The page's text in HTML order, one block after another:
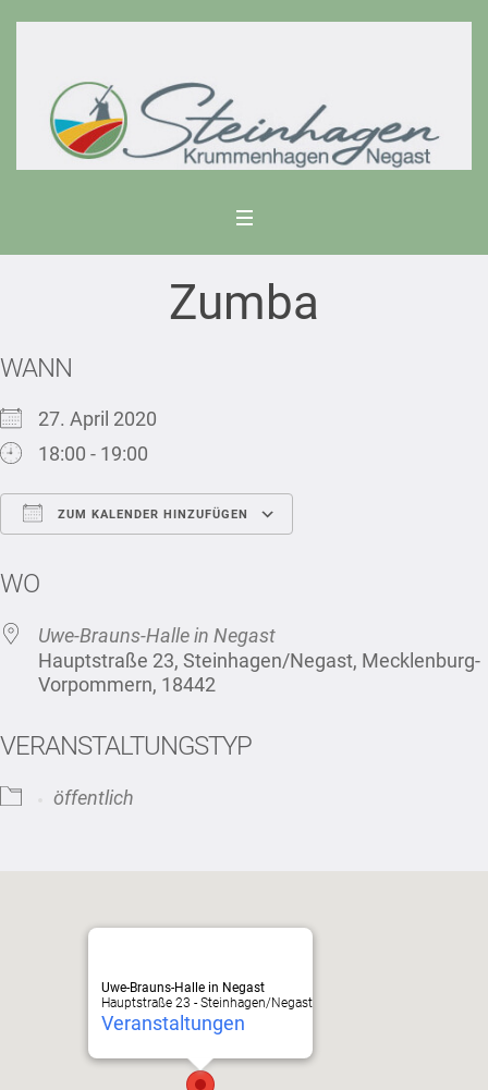
Zumba
WANN
27. April 2020
18:00 - 19:00
ZUM KALENDER HINZUFÜGEN
WO
Uwe-Brauns-Halle in Negast
Hauptstraße 23, Steinhagen/Negast, Mecklenburg-
Vorpommern, 18442
VERANSTALTUNGSTYP
öffentlich
Uwe-Brauns-Halle in Negast
Hauptstraße 23 - Steinhagen/Negast
Veranstaltungen